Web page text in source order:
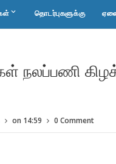
keyboard_arrow_down தொடர்புகளுக்கு
நலப்பணி
on 14:59 0 Comment